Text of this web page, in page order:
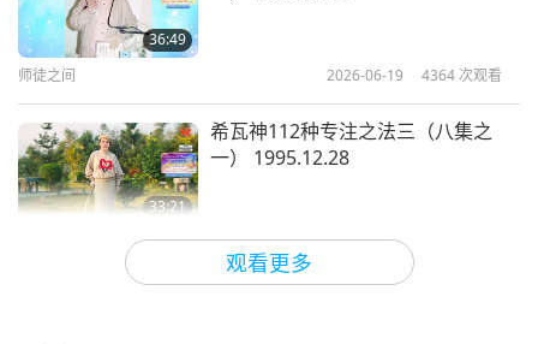
第二天，我们就更换了一切…）确实如此。（所以
是…）确实如此。（差不多就是那种感觉。）没错，
一切都是幻象。如果你想那么做，你就那么做。我们
是大丈夫。没有什么是我们做不到的。因为我们拥有
伟大的精神。
（我有个问题。几年前，我看到一位光亮的众生，但
观看更多
36:49
师徒之间 2026-06-19 4364 次观看
33:21
希瓦神112种专注之法三（八集之
一） 1995.12.28
2026-06-11